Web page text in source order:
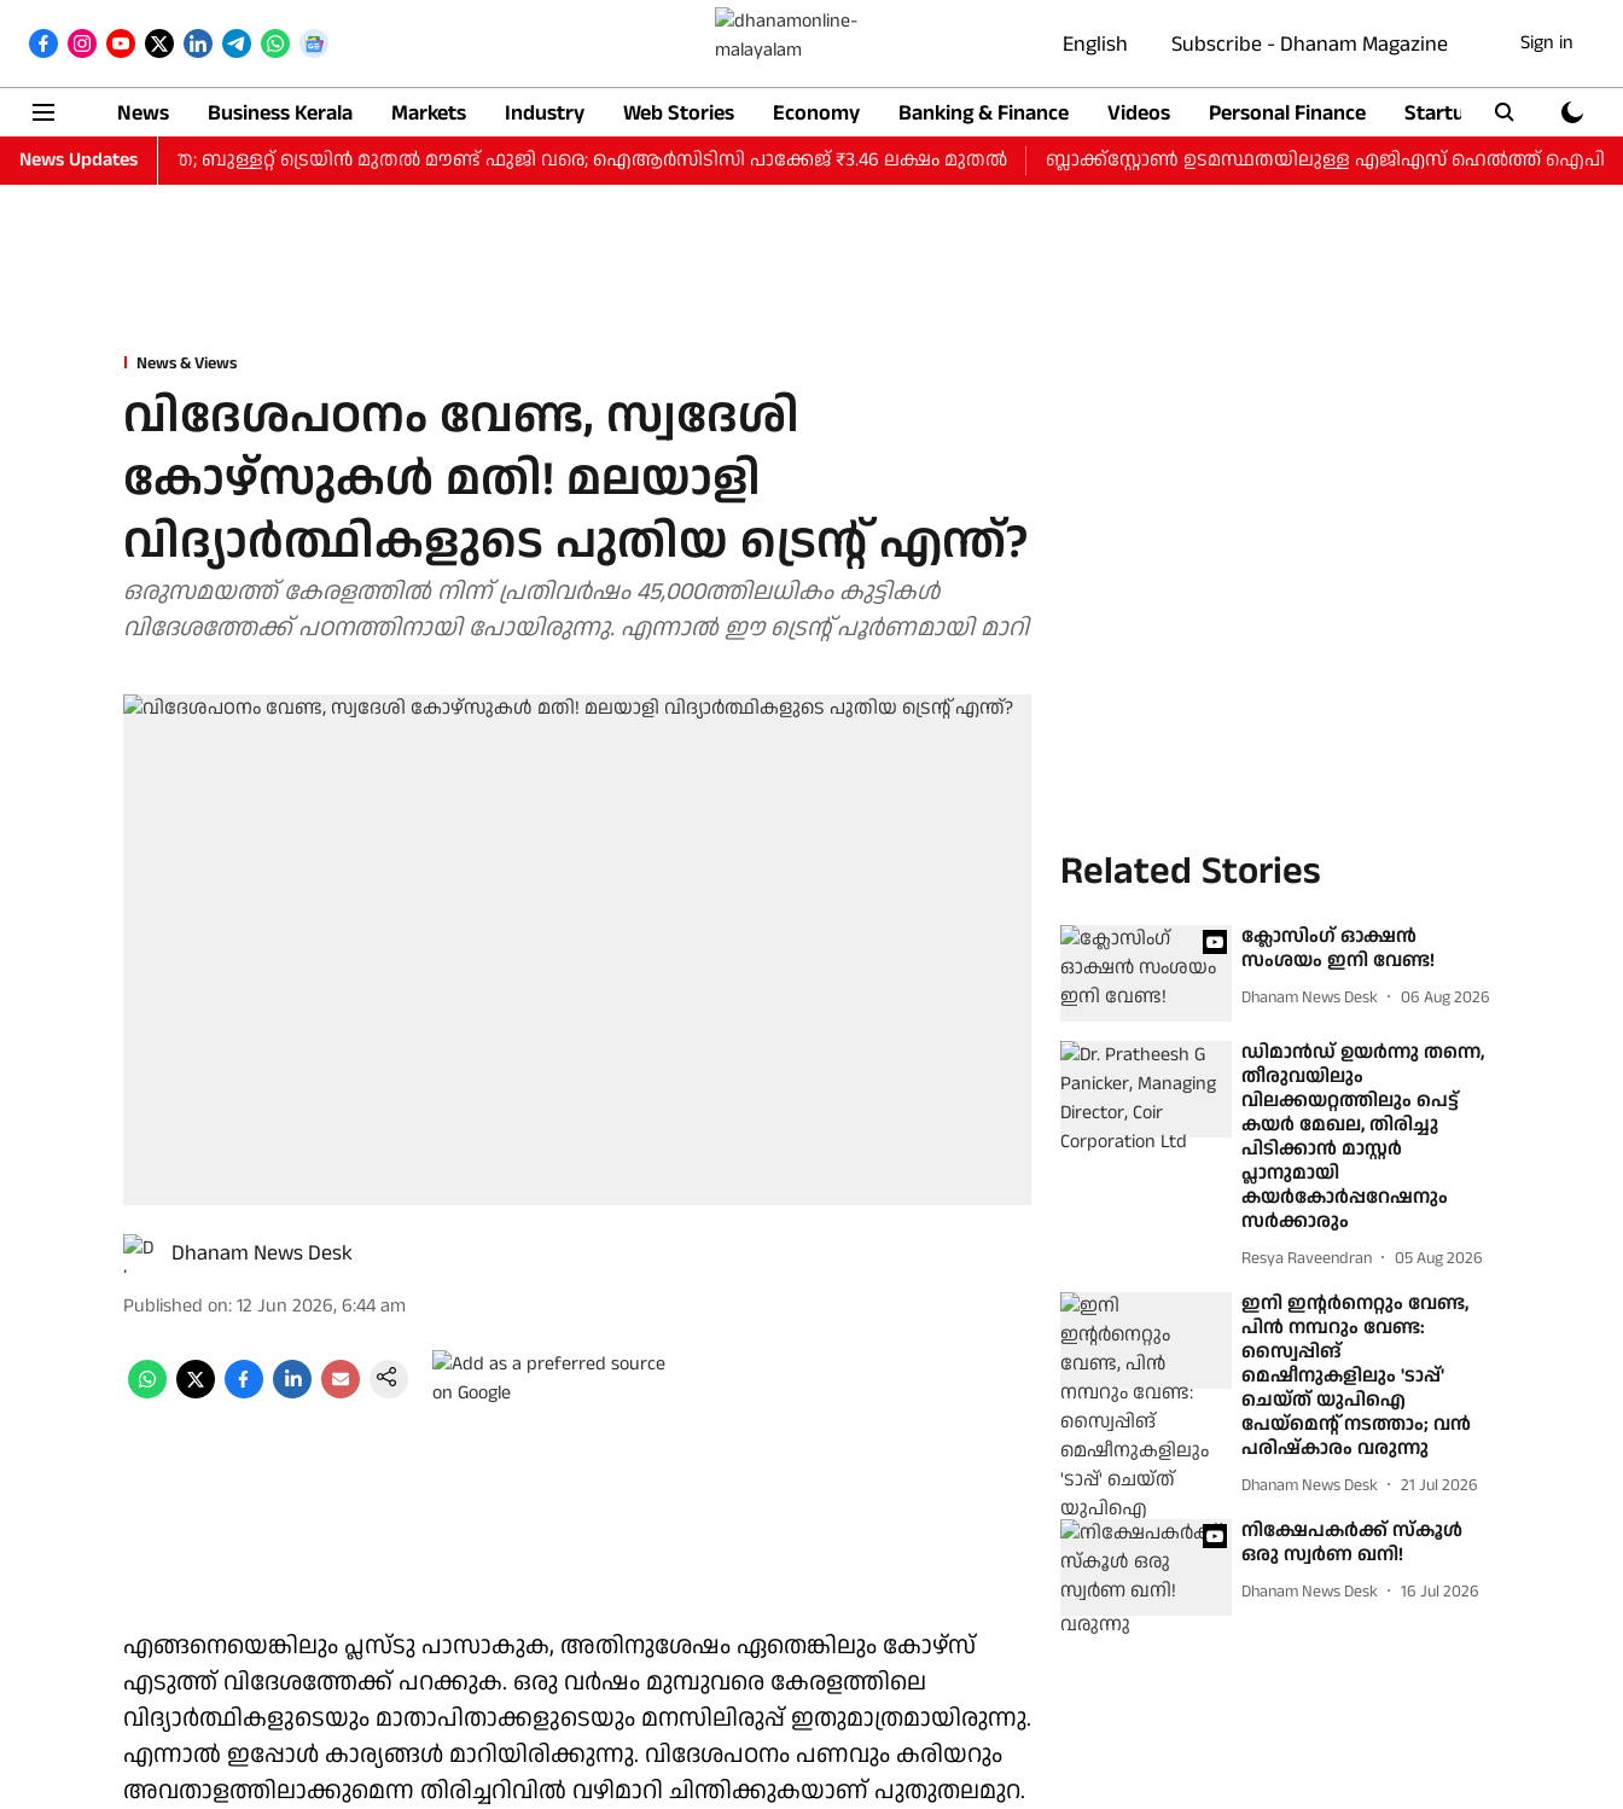
English Subscribe - Dhanam Magazine Sign in
News Business Kerala Markets Industry Web Stories Economy Banking & Finance Videos Personal Finance Startup
News Updatesയാത്ര; ബുള്ളറ്റ് ട്രെയിന്‍ മുതല്‍ മൗണ്ട് ഫുജി വരെ; ഐആര്‍സിടിസി പാക്കേജ് ₹3.46 ലക്ഷം മുതല്‍ ബ്ലാക്ക്‌സ്റ്റോൺ ഉടമസ്ഥതയിലുള്ള എജിഎസ് ഹെൽത്ത് ഐപിഒയ്ക്ക്;
News & Views
വിദേശപഠനം വേണ്ട, സ്വദേശി
കോഴ്‌സുകള്‍ മതി! മലയാളി
വിദ്യാര്‍ത്ഥികളുടെ പുതിയ ട്രെന്റ് എന്ത്?
ഒരുസമയത്ത് കേരളത്തില്‍ നിന്ന് പ്രതിവര്‍ഷം 45,000ത്തിലധികം കുട്ടികള്‍
വിദേശത്തേക്ക് പഠനത്തിനായി പോയിരുന്നു. എന്നാല്‍ ഈ ട്രെന്റ് പൂര്‍ണമായി മാറി
Dhanam News Desk
Published on:12 Jun 2026, 6:44 am
എങ്ങനെയെങ്കിലും പ്ലസ്ടു പാസാകുക, അതിനുശേഷം ഏതെങ്കിലും കോഴ്‌സ്
എടുത്ത് വിദേശത്തേക്ക് പറക്കുക. ഒരു വര്‍ഷം മുമ്പുവരെ കേരളത്തിലെ
വിദ്യാര്‍ത്ഥികളുടെയും മാതാപിതാക്കളുടെയും മനസിലിരുപ്പ് ഇതുമാത്രമായിരുന്നു.
എന്നാല്‍ ഇപ്പോള്‍ കാര്യങ്ങള്‍ മാറിയിരിക്കുന്നു. വിദേശപഠനം പണവും കരിയറും
അവതാളത്തിലാക്കുമെന്ന തിരിച്ചറിവില്‍ വഴിമാറി ചിന്തിക്കുകയാണ് പുതുതലമുറ.
Related Stories
ക്ലോസിംഗ് ഓക്ഷൻ
സംശയം ഇനി വേണ്ട!
Dhanam News Desk 06 Aug 2026
ഡിമാന്‍ഡ് ഉയര്‍ന്നു തന്നെ,
തീരുവയിലും
വിലക്കയറ്റത്തിലും പെട്ട്
കയര്‍ മേഖല, തിരിച്ചു
പിടിക്കാന്‍ മാസ്റ്റര്‍
പ്ലാനുമായി
കയര്‍കോര്‍പ്പറേഷനും
സര്‍ക്കാരും
Resya Raveendran 05 Aug 2026
ഇനി ഇന്റര്‍നെറ്റും വേണ്ട,
പിന്‍ നമ്പറും വേണ്ട:
സ്വൈപ്പിങ്
മെഷീനുകളിലും 'ടാപ്പ്'
ചെയ്ത് യുപിഐ
പേയ്മെന്റ് നടത്താം; വന്‍
പരിഷ്‌കാരം വരുന്നു
Dhanam News Desk 21 Jul 2026
നിക്ഷേപകര്‍ക്ക് സ്‌കൂള്‍
ഒരു സ്വര്‍ണ ഖനി!
Dhanam News Desk 16 Jul 2026